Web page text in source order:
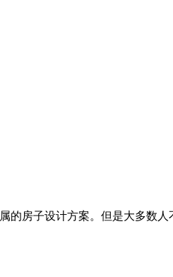
房子设计方案。但是大多数